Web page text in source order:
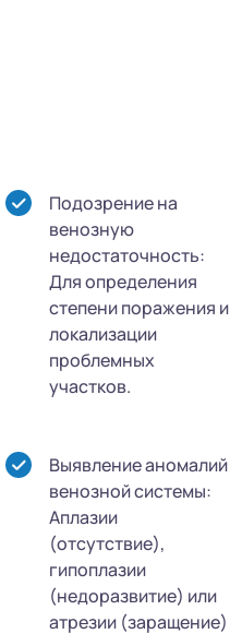
Подозрение на
венозную
недостаточность:
Для определения
степени поражения и
локализации
проблемных
участков.
Выявление аномалий
венозной системы:
Аплазии
(отсутствие),
гипоплазии
(недоразвитие) или
атрезии (заращение)